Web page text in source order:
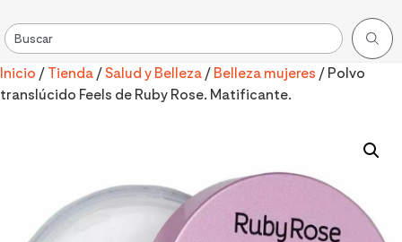
Inicio / Tienda /Salud y Belleza / Belleza mujeres / Polvo
translúcido Feels de Ruby Rose. Matificante.